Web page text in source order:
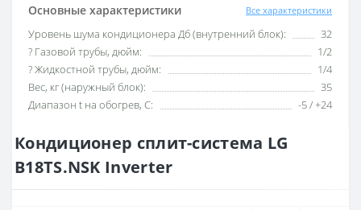
Основные характеристики Все характеристики
Уровень шума кондиционера Дб (внутренний блок):
32
? Газовой трубы, дюйм:
1/2
? Жидкостной трубы, дюйм:
1/4
Вес, кг (наружный блок):
35
Диапазон t на обогрев, С:
-5 / +24
Кондиционер сплит-система LG
B18TS.NSK Inverter